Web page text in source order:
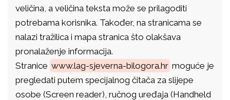
veličina, a veličina teksta može se prilagoditi
potrebama korisnika. Također, na stranicama se
nalazi tražilica i mapa stranica što olakšava
pronalaženje informacija.
Stranice www.lag-sjeverna-bilogora.hr moguće je
pregledati putem specijalnog čitača za slijepe
osobe (Screen reader), ručnog uređaja (Handheld